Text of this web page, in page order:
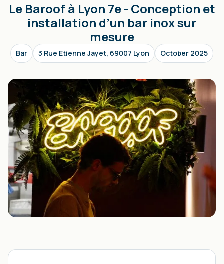
Le Baroof à Lyon 7e - Conception et
installation d’un bar inox sur
mesure
Bar 3 Rue Etienne Jayet, 69007 Lyon October 2025